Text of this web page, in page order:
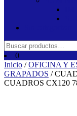
Buscar
por:0
Inicio /OFICINA Y
GRAPADOS /
CUADROS CX120